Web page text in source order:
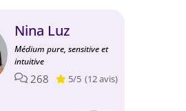
Nina Luz
Médium pure, sensitive et
intuitive
268 5/5 (12 avis)